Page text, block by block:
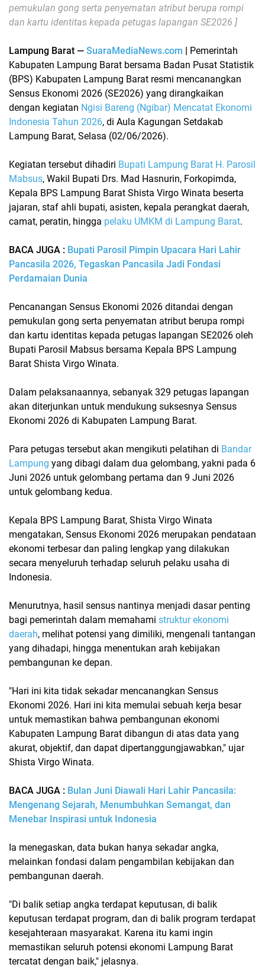
pemukulan gong serta penyematan atribut berupa rompi
dan kartu identitas kepada petugas lapangan SE2026 ]
Lampung Barat — SuaraMediaNews.com | Pemerintah
Kabupaten Lampung Barat bersama Badan Pusat Statistik
(BPS) Kabupaten Lampung Barat resmi mencanangkan
Sensus Ekonomi 2026 (SE2026) yang dirangkaikan
dengan kegiatan Ngisi Bareng (Ngibar) Mencatat Ekonomi
Indonesia Tahun 2026, di Aula Kagungan Setdakab
Lampung Barat, Selasa (02/06/2026).
Kegiatan tersebut dihadiri Bupati Lampung Barat H. Parosil
Mabsus, Wakil Bupati Drs. Mad Hasnurin, Forkopimda,
Kepala BPS Lampung Barat Shista Virgo Winata beserta
jajaran, staf ahli bupati, asisten, kepala perangkat daerah,
camat, peratin, hingga pelaku UMKM di Lampung Barat.
BACA JUGA : Bupati Parosil Pimpin Upacara Hari Lahir
Pancasila 2026, Tegaskan Pancasila Jadi Fondasi
Perdamaian Dunia
Pencanangan Sensus Ekonomi 2026 ditandai dengan
pemukulan gong serta penyematan atribut berupa rompi
dan kartu identitas kepada petugas lapangan SE2026 oleh
Bupati Parosil Mabsus bersama Kepala BPS Lampung
Barat Shista Virgo Winata.
Dalam pelaksanaannya, sebanyak 329 petugas lapangan
akan diterjunkan untuk mendukung suksesnya Sensus
Ekonomi 2026 di Kabupaten Lampung Barat.
Para petugas tersebut akan mengikuti pelatihan di Bandar
Lampung yang dibagi dalam dua gelombang, yakni pada 6
Juni 2026 untuk gelombang pertama dan 9 Juni 2026
untuk gelombang kedua.
Kepala BPS Lampung Barat, Shista Virgo Winata
mengatakan, Sensus Ekonomi 2026 merupakan pendataan
ekonomi terbesar dan paling lengkap yang dilakukan
secara menyeluruh terhadap seluruh pelaku usaha di
Indonesia.
Menurutnya, hasil sensus nantinya menjadi dasar penting
bagi pemerintah dalam memahami struktur ekonomi
daerah, melihat potensi yang dimiliki, mengenali tantangan
yang dihadapi, hingga menentukan arah kebijakan
pembangunan ke depan.
"Hari ini kita tidak sekadar mencanangkan Sensus
Ekonomi 2026. Hari ini kita memulai sebuah kerja besar
untuk memastikan bahwa pembangunan ekonomi
Kabupaten Lampung Barat dibangun di atas data yang
akurat, objektif, dan dapat dipertanggungjawabkan," ujar
Shista Virgo Winata.
BACA JUGA : Bulan Juni Diawali Hari Lahir Pancasila:
Mengenang Sejarah, Menumbuhkan Semangat, dan
Menebar Inspirasi untuk Indonesia
Ia menegaskan, data bukan hanya sekadar angka,
melainkan fondasi dalam pengambilan kebijakan dan
pembangunan daerah.
"Di balik setiap angka terdapat keputusan, di balik
keputusan terdapat program, dan di balik program terdapat
kesejahteraan masyarakat. Karena itu kami ingin
memastikan seluruh potensi ekonomi Lampung Barat
tercatat dengan baik," jelasnya.